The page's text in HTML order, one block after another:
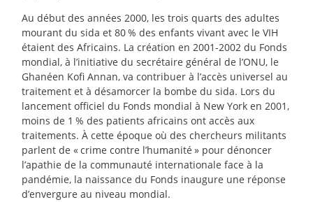
Au début des années 2000, les trois quarts des adultes
mourant du sida et 80% des enfants vivant avec le VIH
étaient des Africains. La création en 2001-2002 du Fonds
mondial, à l’initiative du secrétaire général de l’ONU, le
Ghanéen Kofi Annan, va contribuer à l’accès universel au
traitement et à désamorcer la bombe du sida. Lors du
lancement officiel du Fonds mondial à New York en 2001,
moins de 1 % des patients africains ont accès aux
traitements. À cette époque où des chercheurs militants
parlent de «crime contre l’humanité » pour dénoncer
l’apathie de la communauté internationale face à la
pandémie, la naissance du Fonds inaugure une réponse
d’envergure au niveau mondial.